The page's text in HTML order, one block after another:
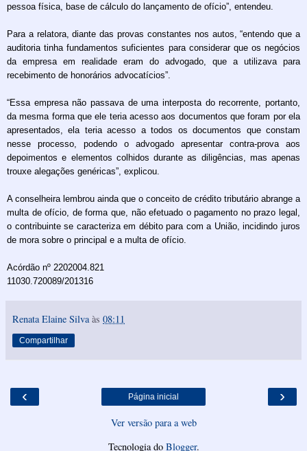
pessoa física, base de cálculo do lançamento de ofício”, entendeu.
Para a relatora, diante das provas constantes nos autos, “entendo que a
auditoria tinha fundamentos suficientes para considerar que os negócios
da empresa em realidade eram do advogado, que a utilizava para
recebimento de honorários advocatícios”.
“Essa empresa não passava de uma interposta do recorrente, portanto,
da mesma forma que ele teria acesso aos documentos que foram por ela
apresentados, ela teria acesso a todos os documentos que constam
nesse processo, podendo o advogado apresentar contra­-prova aos
depoimentos e elementos colhidos durante as diligências, mas apenas
trouxe alegações genéricas”, explicou.
A conselheira lembrou ainda que o conceito de crédito tributário abrange a
multa de ofício, de forma que, não efetuado o pagamento no prazo legal,
o contribuinte se caracteriza em débito para com a União, incidindo juros
de mora sobre o principal e a multa de ofício.
Acórdão nº 2202­004.821
11030.720089/2013­16
Renata Elaine Silva às 08:11
Compartilhar
‹ ›
Página inicial
Ver versão para a web
Tecnologia do Blogger.